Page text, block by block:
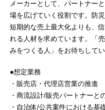
メーカーとして、パートナー
場を広げていく役割です。防
短期的な売上最大化よりも、
れる人材を求めています。「
みをつくる人」をお待ちしてい
●想定業務
・販売店・代理店営業の推進
・商流設計/販売パートナーと
・自治体/公共案件における基